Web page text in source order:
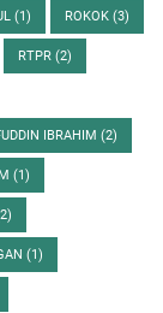
(1) ROKOK (3)
RTPR (2)
IBRAHIM (2)
(1)
(1)